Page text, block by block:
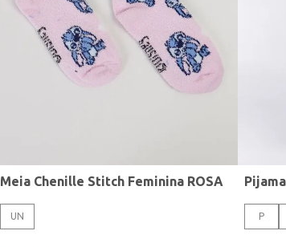
Meia Chenille Stitch Feminina ROSA
UN P